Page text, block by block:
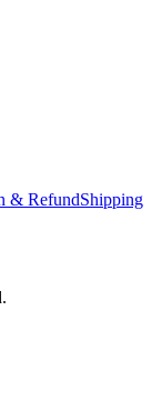
& RefundShipping